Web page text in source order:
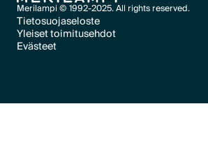
Merilampi © 1992-2025. All rights reserved.
Tietosuojaseloste
Text Link
Yleiset toimitusehdot
Text Link
Evästeet